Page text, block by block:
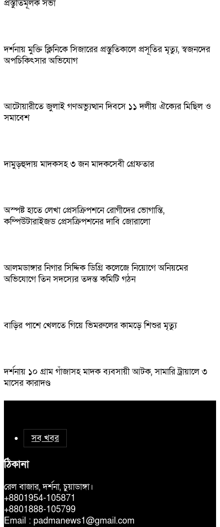
প্রস্তুতিমূলক সভা
দর্শনায় মুক্তি ক্লিনিকে সিজারের প্রস্তুতিকালে প্রসূতির মৃত্যু, স্বজনদের
অপচিকিৎসার অভিযোগ
আটোয়ারীতে জুলাই গণঅভ্যুত্থান দিবসে ১১ দলীয় ঐক্যের মিছিল ও
সমাবেশ
দামুড়হুদায় মাদকসহ ৩ জন মাদকসেবী গ্রেফতার
অস্পষ্ট হাতে লেখা প্রেসক্রিপশনে রোগীদের ভোগান্তি,
কম্পিউটারাইজড প্রেসক্রিপশনের দাবি জোরালো
আলমডাঙ্গার নিগার সিদ্দিক ডিগ্রি কলেজে নিয়োগে অনিয়মের
অভিযোগে তিন সদস্যের তদন্ত কমিটি গঠন
বাড়ির পাশে খেলতে গিয়ে ভিমরুলের কামড়ে শিশুর মৃত্যু
দর্শনায় ১০ গ্রাম গাঁজাসহ মাদক ব্যবসায়ী আটক, সামারি ট্রায়ালে ৩
মাসের কারাদণ্ড
সব খবর
ঠিকানা
রেল বাজার, দর্শনা, চুয়াডাঙ্গা।
+8801954-105871
+8801888-105799
Email : padmanews1@gmail.com